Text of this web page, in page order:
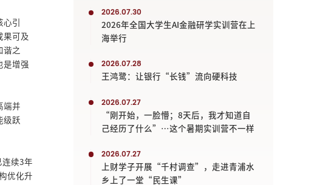
引
果可及
谐之
是增强
端并
级跃
连续3年
优化升
2026.07.30
2026年全国大学生AI金融研学实训营在上
海举行
2026.07.28
王鸿鹭：让银行“长钱”流向硬科技
2026.07.27
“刚开始，一脸懵；8天后，我才知道自
己经历了什么”…这个暑期实训营不一样
2026.07.27
上财学子开展“千村调查”，走进青浦水
乡上了一堂“民生课”